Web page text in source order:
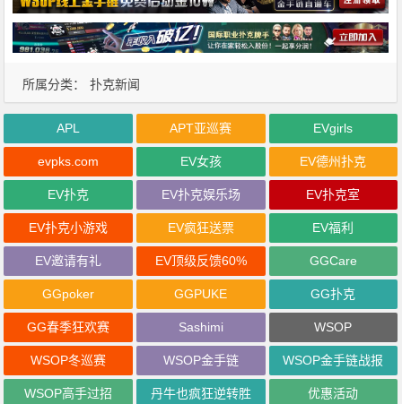
所属分类： 扑克新闻
APL APT亚巡赛 EVgirls
evpks.com EV女孩 EV德州扑克
EV扑克 EV扑克娱乐场 EV扑克室
EV扑克小游戏 EV疯狂送票 EV福利
EV邀请有礼 EV顶级反馈60% GGCare
GGpoker GGPUKE GG扑克
GG春季狂欢赛 Sashimi WSOP
WSOP冬巡赛 WSOP金手链 WSOP金手链战报
WSOP高手过招 丹牛也疯狂逆转胜 优惠活动